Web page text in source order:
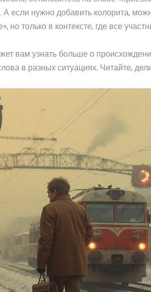
если нужно добавить колорита,
но только в контексте, где все
вам узнать больше о
в разных ситуациях. Читайте,